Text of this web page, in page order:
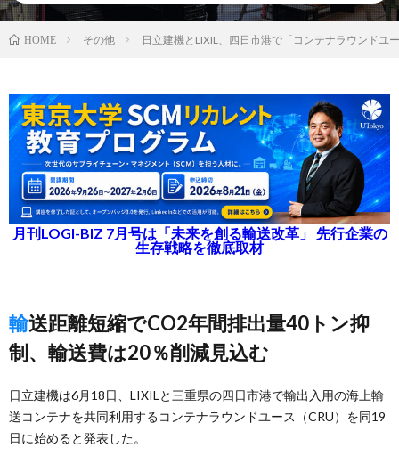
HOME その他 日立建機とLIXIL、四日市港で「コンテナラウンドユ
月刊LOGI-BIZ 7月号は「未来を創る輸送改革」 先行企業の
生存戦略を徹底取材
輸送距離短縮でCO2年間排出量40トン抑
制、輸送費は20％削減見込む
日立建機は6月18日、LIXILと三重県の四日市港で輸出入用の海上輸
送コンテナを共同利用するコンテナラウンドユース（CRU）を同19
日に始めると発表した。